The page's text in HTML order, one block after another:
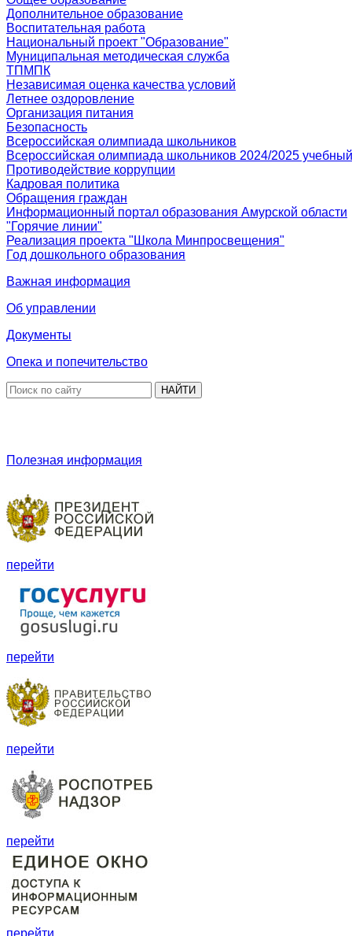
Дополнительное образование
Воспитательная работа
Национальный проект "Образование"
Муниципальная методическая служба
ТПМПК
Независимая оценка качества условий
Летнее оздоровление
Организация питания
Безопасность
Всероссийская олимпиада школьников
Всероссийская олимпиада школьников 2024/2025
Противодействие коррупции
Кадровая политика
Обращения граждан
Информационный портал образования Амурской области
"Горячие линии"
Реализация проекта "Школа Минпросвещения"
Год дошкольного образования
Важная информация
Об управлении
Документы
Опека и попечительство
НАЙТИ
Полезная информация
перейти
перейти
перейти
перейти
перейти